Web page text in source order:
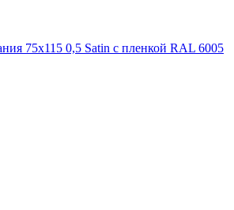
75х115 0,5 Satin с пленкой RAL 6005